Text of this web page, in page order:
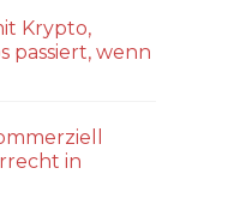
Krypto,
passiert, wenn
in